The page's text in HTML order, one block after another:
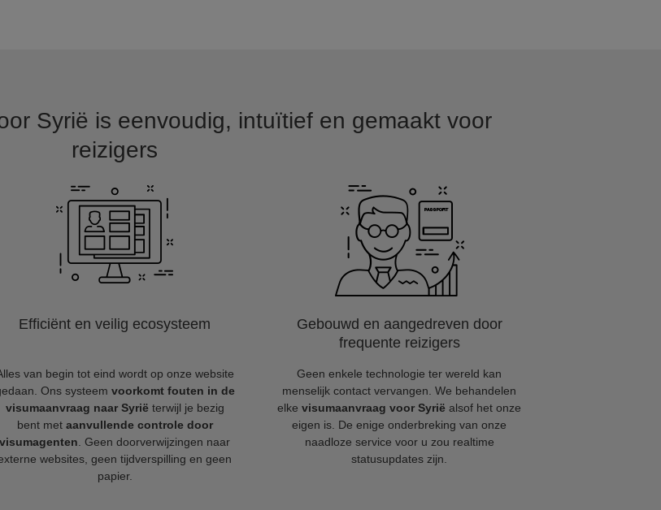
Syrië is eenvoudig, intuïtief en gemaakt voor
reizigers
Efficiënt en veilig ecosysteem
van begin tot eind wordt op onze website
Ons systeem voorkomt fouten in de
visumaanvraag naar Syrië terwijl je bezig
bent met aanvullende controle door
visumagenten . Geen doorverwijzingen naar
websites, geen tijdverspilling en geen
papier.
Gebouwd en aangedreven door
frequente reizigers
Geen enkele technologie ter wereld kan
menselijk contact vervangen. We behandelen
elke visumaanvraag voor Syrië alsof het onze
eigen is. De enige onderbreking van onze
naadloze service voor u zou realtime
statusupdates zijn.